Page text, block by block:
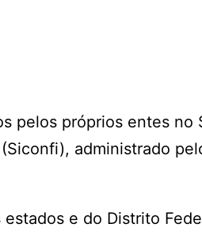
pelos próprios entes no
administrado
e do Distrito